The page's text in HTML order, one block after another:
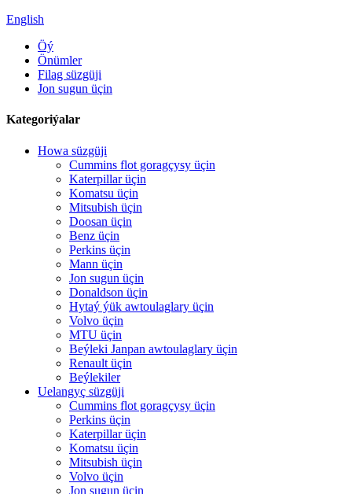
English
Öý
Önümler
Filag süzgüji
Jon sugun üçin
Kategoriýalar
Howa süzgüji
Cummins flot goragçysy üçin
Katerpillar üçin
Komatsu üçin
Mitsubish üçin
Doosan üçin
Benz üçin
Perkins üçin
Mann üçin
Jon sugun üçin
Donaldson üçin
Hytaý ýük awtoulaglary üçin
Volvo üçin
MTU üçin
Beýleki Janpan awtoulaglary üçin
Renault üçin
Beýlekiler
Uelangyç süzgüji
Cummins flot goragçysy üçin
Perkins üçin
Katerpillar üçin
Komatsu üçin
Mitsubish üçin
Volvo üçin
Jon sugun üçin